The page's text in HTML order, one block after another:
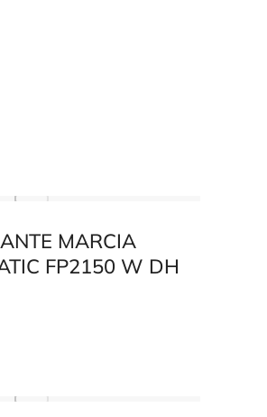
MARCIA
FP2150 W DH